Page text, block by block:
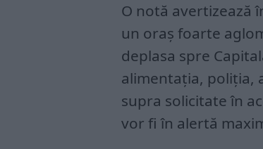
O notă avertizează
un oraș foarte
deplasa spre
alimentația, poliția,
supra solicitate în
vor fi în alertă